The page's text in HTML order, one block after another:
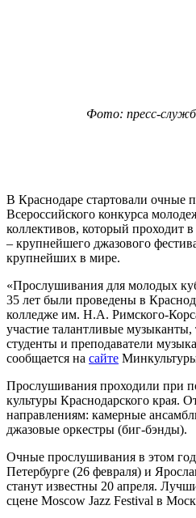
Фото: пресс-
В Краснодаре стартовали очные
Всероссийского конкурса
коллективов, который проходит
– крупнейшего джазового
крупнейших в мире.
«Прослушивания для молодых
35 лет были проведены в
колледже им. Н.А. Римского-
участие талантливые музыканты,
студенты и преподаватели
сообщается на сайте
Прослушивания проходили при
культуры Краснодарского края.
направлениям: камерные
джазовые оркестры (биг-бэнды).
Очные прослушивания в этом
Петербурге (26 февраля) и
станут известны 20 апреля.
сцене Moscow Jazz Festival в